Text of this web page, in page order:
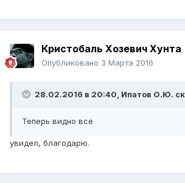
Кристобаль Хозевич Хунта
Опубликовано 3 Марта 2016
28.02.2016 в 20:40, Ипатов О.Ю.
Теперь видно все
увидел, благодарю.